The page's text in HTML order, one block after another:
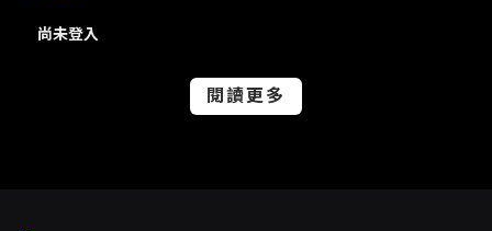
限於活動 10 日前辦理（不含活動當日）。 - 相關
換票規定）。 聯絡資訊 - 主辦／票務相關聯絡：
卡米地 Live Comedy Club Taipei（活動頁面
提供聯絡主辦單位連結）。
尚未登入
閱讀更多